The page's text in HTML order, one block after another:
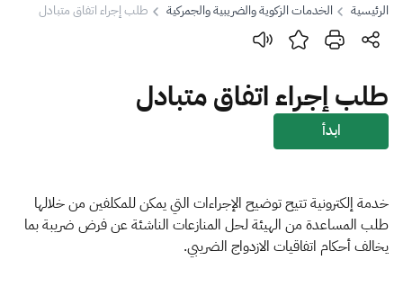
بحث
بحث بحث AI
الزكاة الجمارك
ضريبة القيمة المضافة
الإقرار الضريبي
التصرفات العقارية
الرئيسية الخدمات الزكوية والضريبية والجمركية طلب إجراء اتفاق متبادل
طلب إجراء اتفاق متبادل
ابدأ
خدمة إلكترونية تتيح توضيح الإجراءات التي يمكن للمكلفين من خلالها
طلب المساعدة من الهيئة لحل المنازعات الناشئة عن فرض ضريبة بما
يخالف أحكام اتفاقيات الازدواج الضريبي.